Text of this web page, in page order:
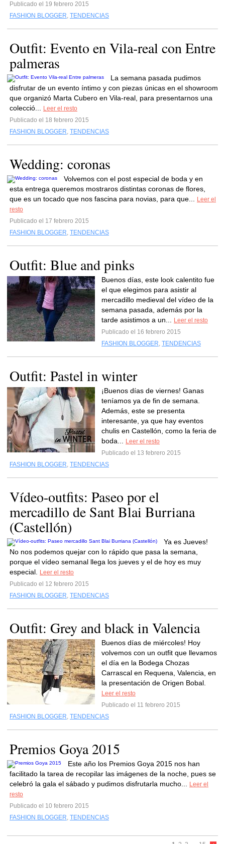
Publicado el 19 febrero 2015
FASHION BLOGGER, TENDENCIAS
Outfit: Evento en Vila-real con Entre
palmeras
La semana pasada pudimos
disfrutar de un evento íntimo y con piezas únicas en el showroom
que organizó Marta Cubero en Vila-real, para presentarnos una
colecció...
Leer el resto
Publicado el 18 febrero 2015
FASHION BLOGGER, TENDENCIAS
Wedding: coronas
Volvemos con el post especial de boda y en
esta entrega queremos mostraros distintas coronas de flores,
que es un tocado que nos fascina para novias, para que...
Leer el
resto
Publicado el 17 febrero 2015
FASHION BLOGGER, TENDENCIAS
Outfit: Blue and pinks
Buenos días, este look calentito fue
el que elegimos para asistir al
mercadillo medieval del vídeo de la
semana pasada, además por la
tarde asistimos a un...
Leer el resto
Publicado el 16 febrero 2015
FASHION BLOGGER, TENDENCIAS
Outfit: Pastel in winter
¡Buenos días de viernes! Ganas
teníamos ya de fin de semana.
Además, este se presenta
interesante, ya que hay eventos
chulis en Castellón, como la feria de
boda...
Leer el resto
Publicado el 13 febrero 2015
FASHION BLOGGER, TENDENCIAS
Vídeo-outfits: Paseo por el
mercadillo de Sant Blai Burriana
(Castellón)
Ya es Jueves!
No nos podemos quejar con lo rápido que pasa la semana,
porque el vídeo semanal llega los jueves y el de hoy es muy
especial.
Leer el resto
Publicado el 12 febrero 2015
FASHION BLOGGER, TENDENCIAS
Outfit: Grey and black in Valencia
Buenos días de miércoles! Hoy
volvemos con un outfit que llevamos
el día en la Bodega Chozas
Carrascal en Requena, Valencia, en
la presentación de Origen Bobal.
Leer el resto
Publicado el 11 febrero 2015
FASHION BLOGGER, TENDENCIAS
Premios Goya 2015
Este año los Premios Goya 2015 nos han
facilitado la tarea de recopilar las imágenes de la noche, pues se
celebró la gala el sábado y pudimos disfrutarla mucho...
Leer el
resto
Publicado el 10 febrero 2015
FASHION BLOGGER, TENDENCIAS